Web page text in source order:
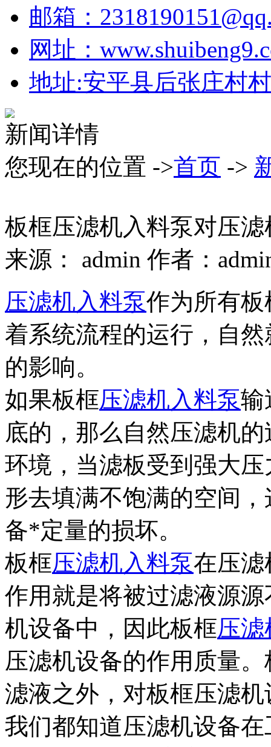
邮箱：
网址：
地址:安平县后张庄村
新闻详情
您现在的位置 ->首页 ->
板框压滤机入料泵对压
来源： admin 作者：
压滤机入料泵作为所有
着系统流程的运行，自
的影响。
如果板框压滤机入料泵输
底的，那么自然压滤机
环境，当滤板受到强大
形去填满不饱满的空间
备*定量的损坏。
板框压滤机入料泵在压滤
作用就是将被过滤液源
机设备中，因此板框压
压滤机设备的作用质量。
滤液之外，对板框压滤
我们都知道压滤机设备